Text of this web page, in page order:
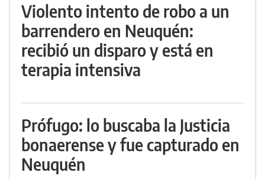
Violento intento de robo a un
barrendero en Neuquén:
recibió un disparo y está en
terapia intensiva
Prófugo: lo buscaba la Justicia
bonaerense y fue capturado en
Neuquén